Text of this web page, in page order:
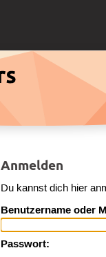
Anmelden
Du kannst dich hier
Benutzername oder
Passwort: